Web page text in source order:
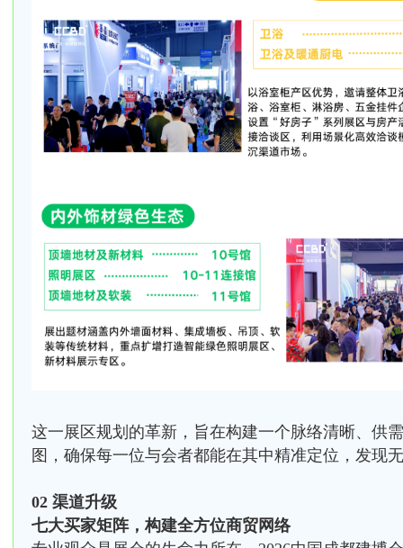
这一展区规划的革新，旨在构建一个脉络清晰、供
图，确保每一位与会者都能在其中精准定位，发现
02 渠道升级
七大买家矩阵，构建全方位商贸网络